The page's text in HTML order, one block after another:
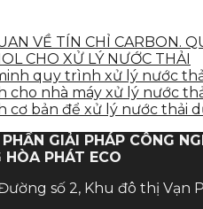
VỀ TÍN CHỈ CARBON.
CHO XỬ LÝ NƯỚC THẢI
quy trình xử lý nước
cho nhà máy xử lý nước
cơ bản để xử lý nước thải
GIẢI PHÁP CÔNG
HÒA PHÁT ECO
số 2, Khu đô thị